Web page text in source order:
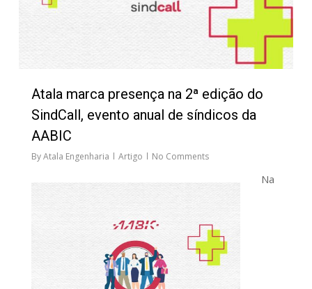
Atala marca presença na 2ª edição do
SindCall, evento anual de síndicos da
AABIC
ByAtala Engenharia Artigo No Comments
Na